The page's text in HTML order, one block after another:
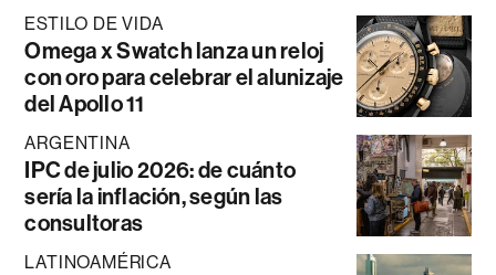
ESTILO DE VIDA
Omega x Swatch lanza un reloj
con oro para celebrar el alunizaje
del Apollo 11
ARGENTINA
IPC de julio 2026: de cuánto
sería la inflación, según las
consultoras
LATINOAMÉRICA